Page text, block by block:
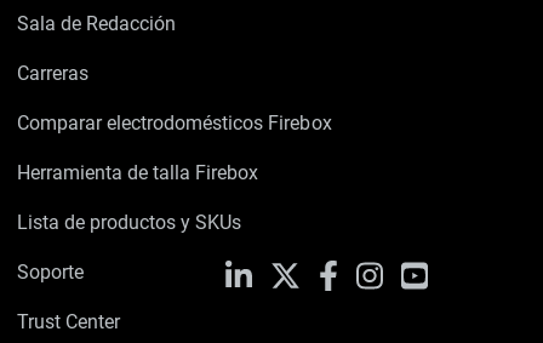
Sala de Redacción
Carreras
Comparar electrodomésticos Firebox
Herramienta de talla Firebox
Lista de productos y SKUs
Soporte
Trust Center
LinkedIn FacebookInstagramYouTube